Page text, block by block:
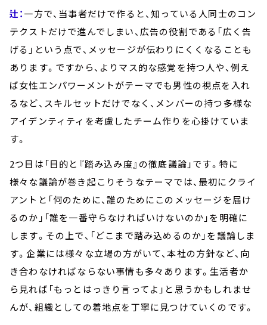
辻：一方で、当事者だけで作ると、知っている人同士のコン
テクストだけで進んでしまい、広告の役割である「広く告
げる」という点で、メッセージが伝わりにくくなることも
あります。ですから、よりマス的な感覚を持つ人や、例え
ば女性エンパワーメントがテーマでも男性の視点を入れ
るなど、スキルセットだけでなく、メンバーの持つ多様な
アイデンティティを考慮したチーム作りを心掛けていま
す。
2つ目は「目的と『踏み込み度』の徹底議論」です。特に
様々な議論が巻き起こりそうなテーマでは、最初にクライ
アントと「何のために、誰のためにこのメッセージを届け
るのか」「誰を一番守らなければいけないのか」を明確に
します。その上で、「どこまで踏み込めるのか」を議論しま
す。企業には様々な立場の方がいて、本社の方針など、向
き合わなければならない事情も多々あります。生活者か
ら見れば「もっとはっきり言ってよ」と思うかもしれませ
んが、組織としての着地点を丁寧に見つけていくのです。